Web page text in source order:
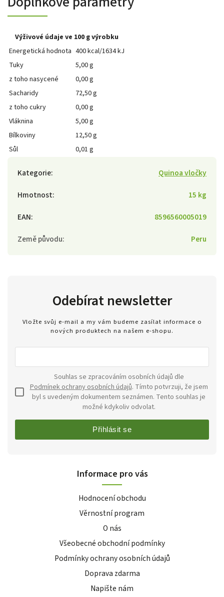
Výživové údaje ve 100 g výrobku
Energetická hodnota 400 kcal/1634 kJ
Tuky
5,00 g
z toho nasycené
0,00 g
Sacharidy
72,50 g
z toho cukry
0,00 g
Vláknina
5,00 g
Bílkoviny
12,50 g
Sůl
0,01 g
Kategorie:
Quinoa vločky
Hmotnost:
15 kg
EAN:
8596560005019
Země původu: Peru
Odebírat newsletter
Vložte svůj e-mail a my vám budeme zasílat informace o
nových produktech na našem e-shopu.
Podmínek ochrany osobních údajů. Tímto potvrzuji, že jsem
byl s uvedeným dokumentem seznámen. Tento souhlas je
možné kdykoliv odvolat.
Přihlásit se
Informace pro vás
Hodnocení obchodu
Věrnostní program
O nás
Všeobecné obchodní podmínky
Podmínky ochrany osobních údajů
Doprava zdarma
Napište nám